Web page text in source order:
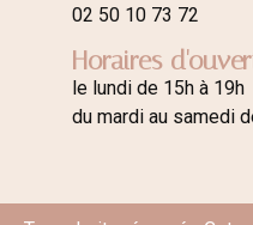
02 50 10 73 72
Horaires
le lundi de 15h à 19h
du mardi au samedi